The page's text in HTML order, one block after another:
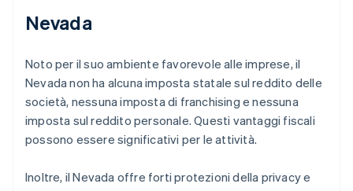
Nevada
Noto per il suo ambiente favorevole alle imprese, il
Nevada non ha alcuna imposta statale sul reddito delle
società, nessuna imposta di franchising e nessuna
imposta sul reddito personale. Questi vantaggi fiscali
possono essere significativi per le attività.
Inoltre, il Nevada offre forti protezioni della privacy e